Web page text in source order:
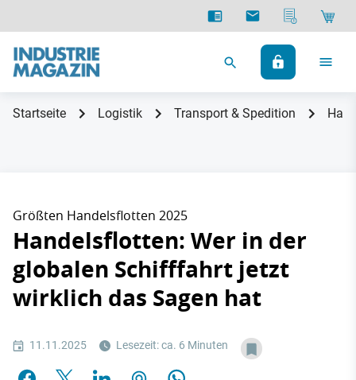
Startseite Logistik Transport & Spedition
Größten Handelsflotten 2025
Handelsflotten: Wer in der
globalen Schifffahrt jetzt
wirklich das Sagen hat
11.11.2025 Lesezeit: ca. 6 Minuten